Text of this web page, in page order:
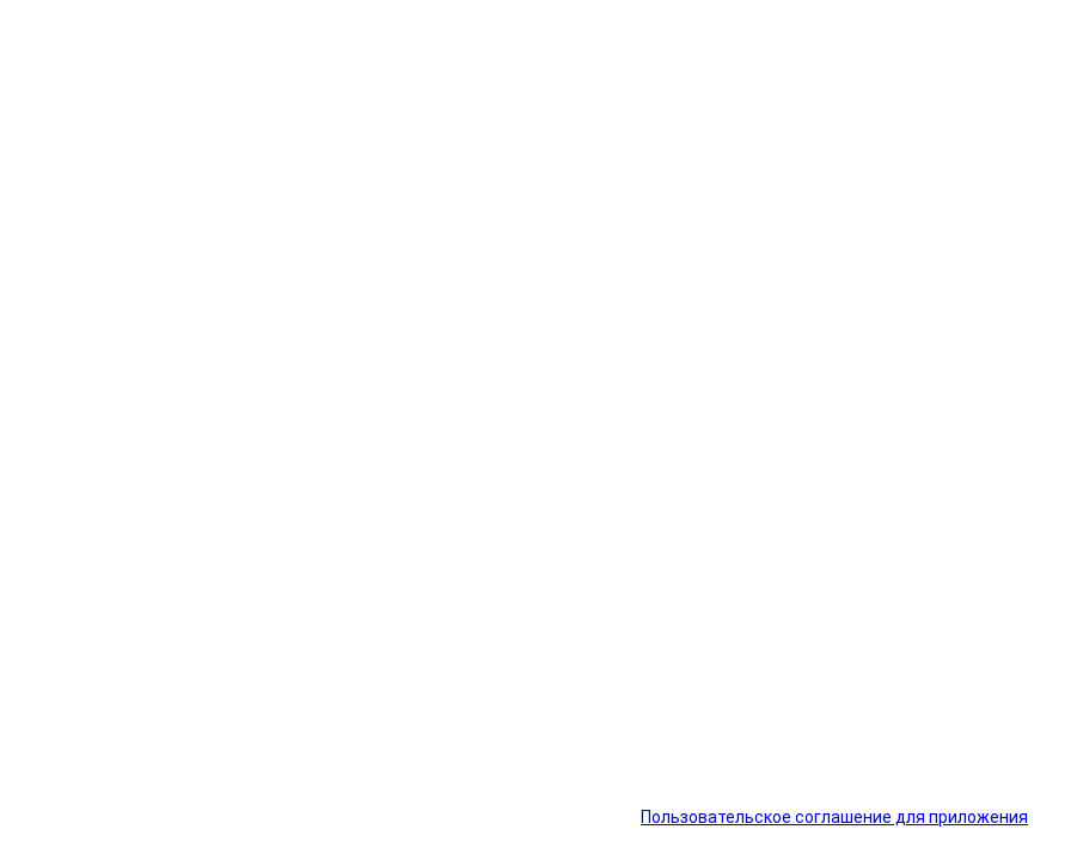
Пользовательское соглашение для приложения